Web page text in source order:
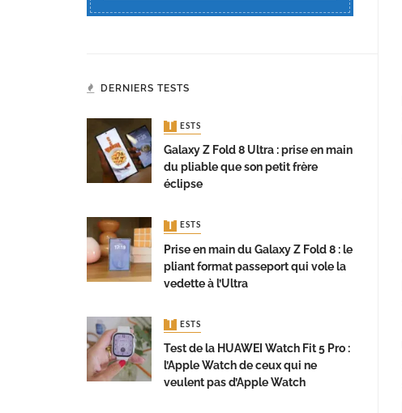
DERNIERS TESTS
TESTS
Galaxy Z Fold 8 Ultra : prise en main
du pliable que son petit frère
éclipse
TESTS
Prise en main du Galaxy Z Fold 8 : le
pliant format passeport qui vole la
vedette à l’Ultra
TESTS
Test de la HUAWEI Watch Fit 5 Pro :
l’Apple Watch de ceux qui ne
veulent pas d’Apple Watch